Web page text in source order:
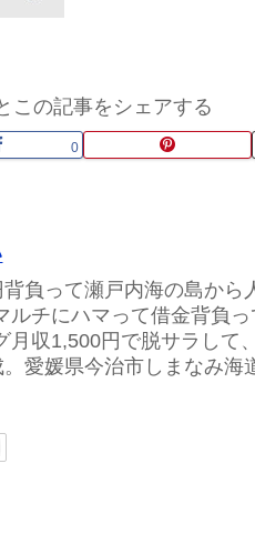
この記事をシェアする
0
負って瀬戸内海の島から
ルチにハマって借金背負
月収1,500円で脱サラして
愛媛県今治市しまなみ海